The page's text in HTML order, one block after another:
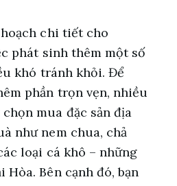
chi tiết cho
phát sinh thêm một số
khó tránh khỏi. Để
phần trọn vẹn, nhiều
mua đặc sản địa
như nem chua, chả
loại cá khô – những
Hòa. Bên cạnh đó, bạn